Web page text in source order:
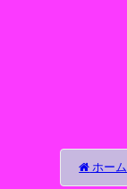
ホーム